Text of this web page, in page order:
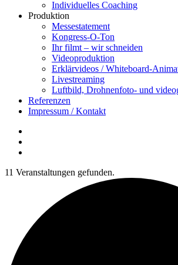
Individuelles Coaching
Produktion
Messestatement
Kongress-O-Ton
Ihr filmt – wir schneiden
Videoproduktion
Erklärvideos / Whiteboard-
Livestreaming
Luftbild, Drohnenfoto- und
Referenzen
Impressum / Kontakt
11 Veranstaltungen gefunden.